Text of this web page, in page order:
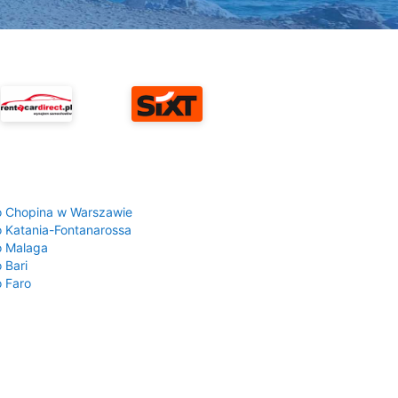
Chopina w Warszawie
Katania-Fontanarossa
Malaga
Bari
Faro